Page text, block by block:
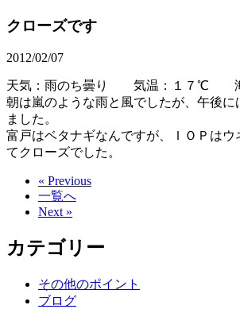
クローズです
2012/02/07
天気：雨のち曇り 気温：１７℃ 海
朝は嵐のような雨と風でしたが、午後に
ました。
富戸はベタナギなんですが、ＩＯＰはウ
てクローズでした。
« Previous
一覧へ
Next »
カテゴリー
その他のポイント
ブログ